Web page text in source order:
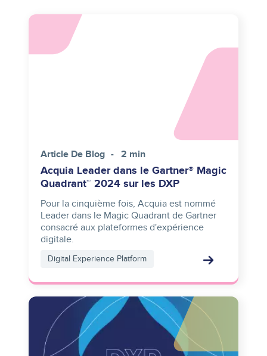
Asset
Article De Blog 2 min
Acquia Leader dans le Gartner® Magic
Quadrant™️ 2024 sur les DXP
Pour la cinquième fois, Acquia est nommé
Leader dans le Magic Quadrant de Gartner
consacré aux plateformes d'expérience
digitale.
Digital Experience Platform
Image